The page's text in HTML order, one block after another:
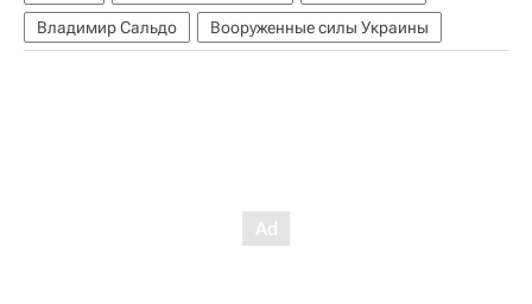
Владимир Сальдо
Вооруженные силы Украины